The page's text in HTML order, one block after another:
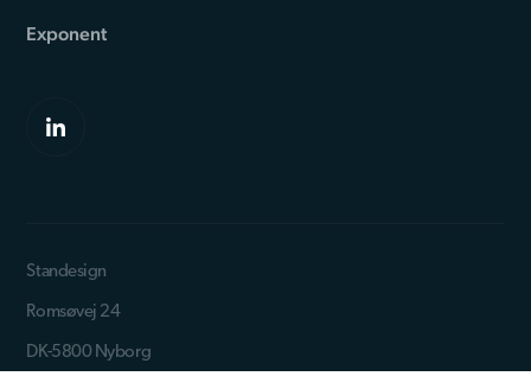
Exponent
Standesign
Romsøvej 24
DK-5800 Nyborg